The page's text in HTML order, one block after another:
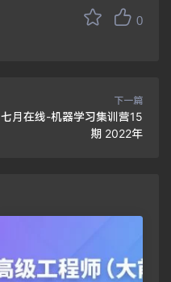
0
下一篇
七月在线-机器学习集训营15
期 2022年